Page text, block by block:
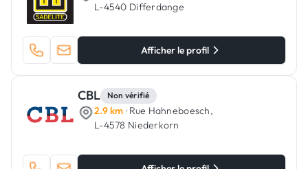
L-4540 Differdange
Afficher le profil
CBL Non vérifié
2.9 km · Rue Hahneboesch,
L-4578 Niederkorn